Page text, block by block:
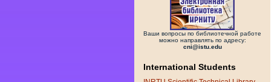
Ваши вопросы по библиотечной работе
можно направлять по адресу:
cni@istu.edu
International Students